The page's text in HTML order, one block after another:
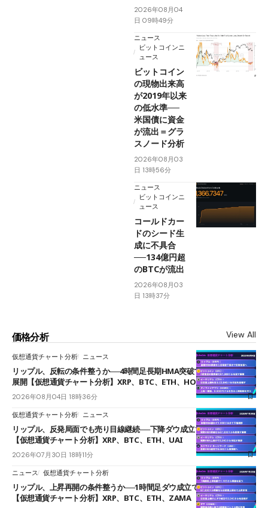
2026年08月04
日 09時49分
ニュース
ビットコインニ
ュース
ビットコイン
の現物出来高
が2019年以来
の低水準──
米国債に資金
が流出＝グラ
スノード分析
2026年08月03
日 13時56分
ニュース
ビットコインニ
ュース
コールドカー
ドのシード生
成に不具合
──134億円超
のBTCが流出
2026年08月03
日 13時37分
価格分析 View All
仮想通貨チャート分析 ニュース
リップル、反転の条件整うか──4時間足長期HMA突破で雲下端を目指す
展開【仮想通貨チャート分析】XRP、BTC、ETH、HOME
2026年08月04日 18時36分
仮想通貨チャート分析 ニュース
リップル、反発局面でも売り目線継続──下降ダウ成立で下値追う展開
【仮想通貨チャート分析】XRP、BTC、ETH、UAI
2026年07月30日 18時11分
ニュース 仮想通貨チャート分析
リップル、上昇再開の条件整うか──1時間足ダウ成立で1.185ドルを狙う
【仮想通貨チャート分析】XRP、BTC、ETH、ZAMA